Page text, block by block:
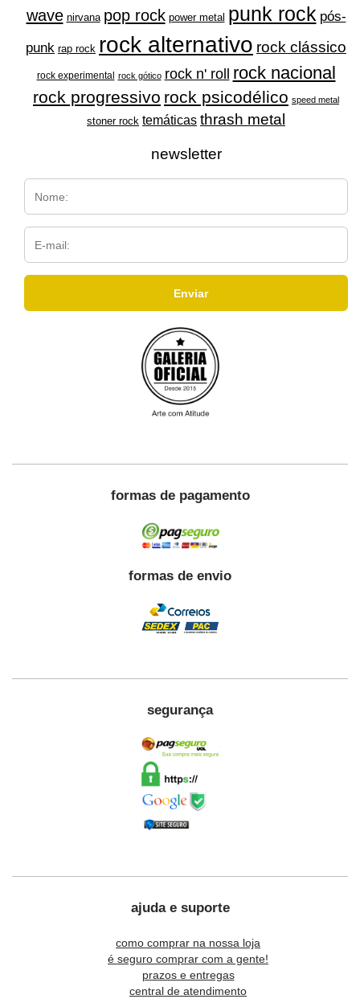
wave nirvana pop rock power metal punk rock pós-
punk rap rock rock alternativo rock clássico
rock experimental rock gótico rock n' roll rock nacional
rock progressivo rock psicodélico speed metal
stoner rock temáticas thrash metal
newsletter
formas de pagamento
formas de envio
segurança
ajuda e suporte
como comprar na nossa loja
é seguro comprar com a gente!
prazos e entregas
central de atendimento